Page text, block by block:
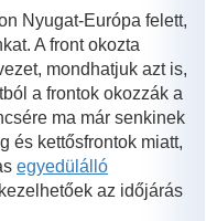
Nyugat-Európa felett,
A front okozta
mondhatjuk azt is,
a frontok okozzák a
ma már senkinek
és kettősfrontok miatt,
egyedülálló
az időjárás